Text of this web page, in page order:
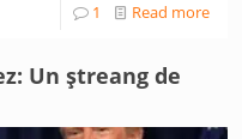
1 Read more
Un ștreang de